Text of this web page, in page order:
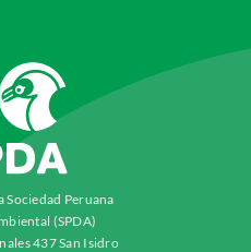
Sociedad Peruana
(SPDA)
437 San Isidro